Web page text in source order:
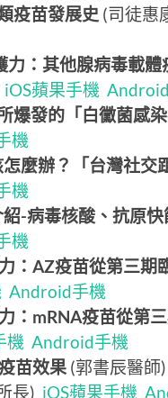
疫苗發展史 (司徒惠
力：其他腺病毒載
iOS蘋果手機
爆發的「白黴菌感染
機
麼辦？「台灣社交
機
-病毒核酸、抗原快
機
：AZ疫苗從第三期
Android手機
：mRNA疫苗從第
機 Android手機
苗效果 (郭書辰醫師)
長) iOS蘋果手機